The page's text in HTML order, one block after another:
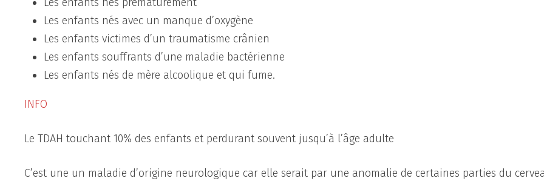
Les enfants nés prématurément
Les enfants nés avec un manque d’oxygène
Les enfants victimes d’un traumatisme crânien
Les enfants souffrants d’une maladie bactérienne
Les enfants nés de mère alcoolique et qui fume.
INFO
Le TDAH touchant 10% des enfants et perdurant souvent jusqu’à l’âge adulte
C’est une un maladie d’origine neurologique car elle serait par une anomalie de certaines parties du